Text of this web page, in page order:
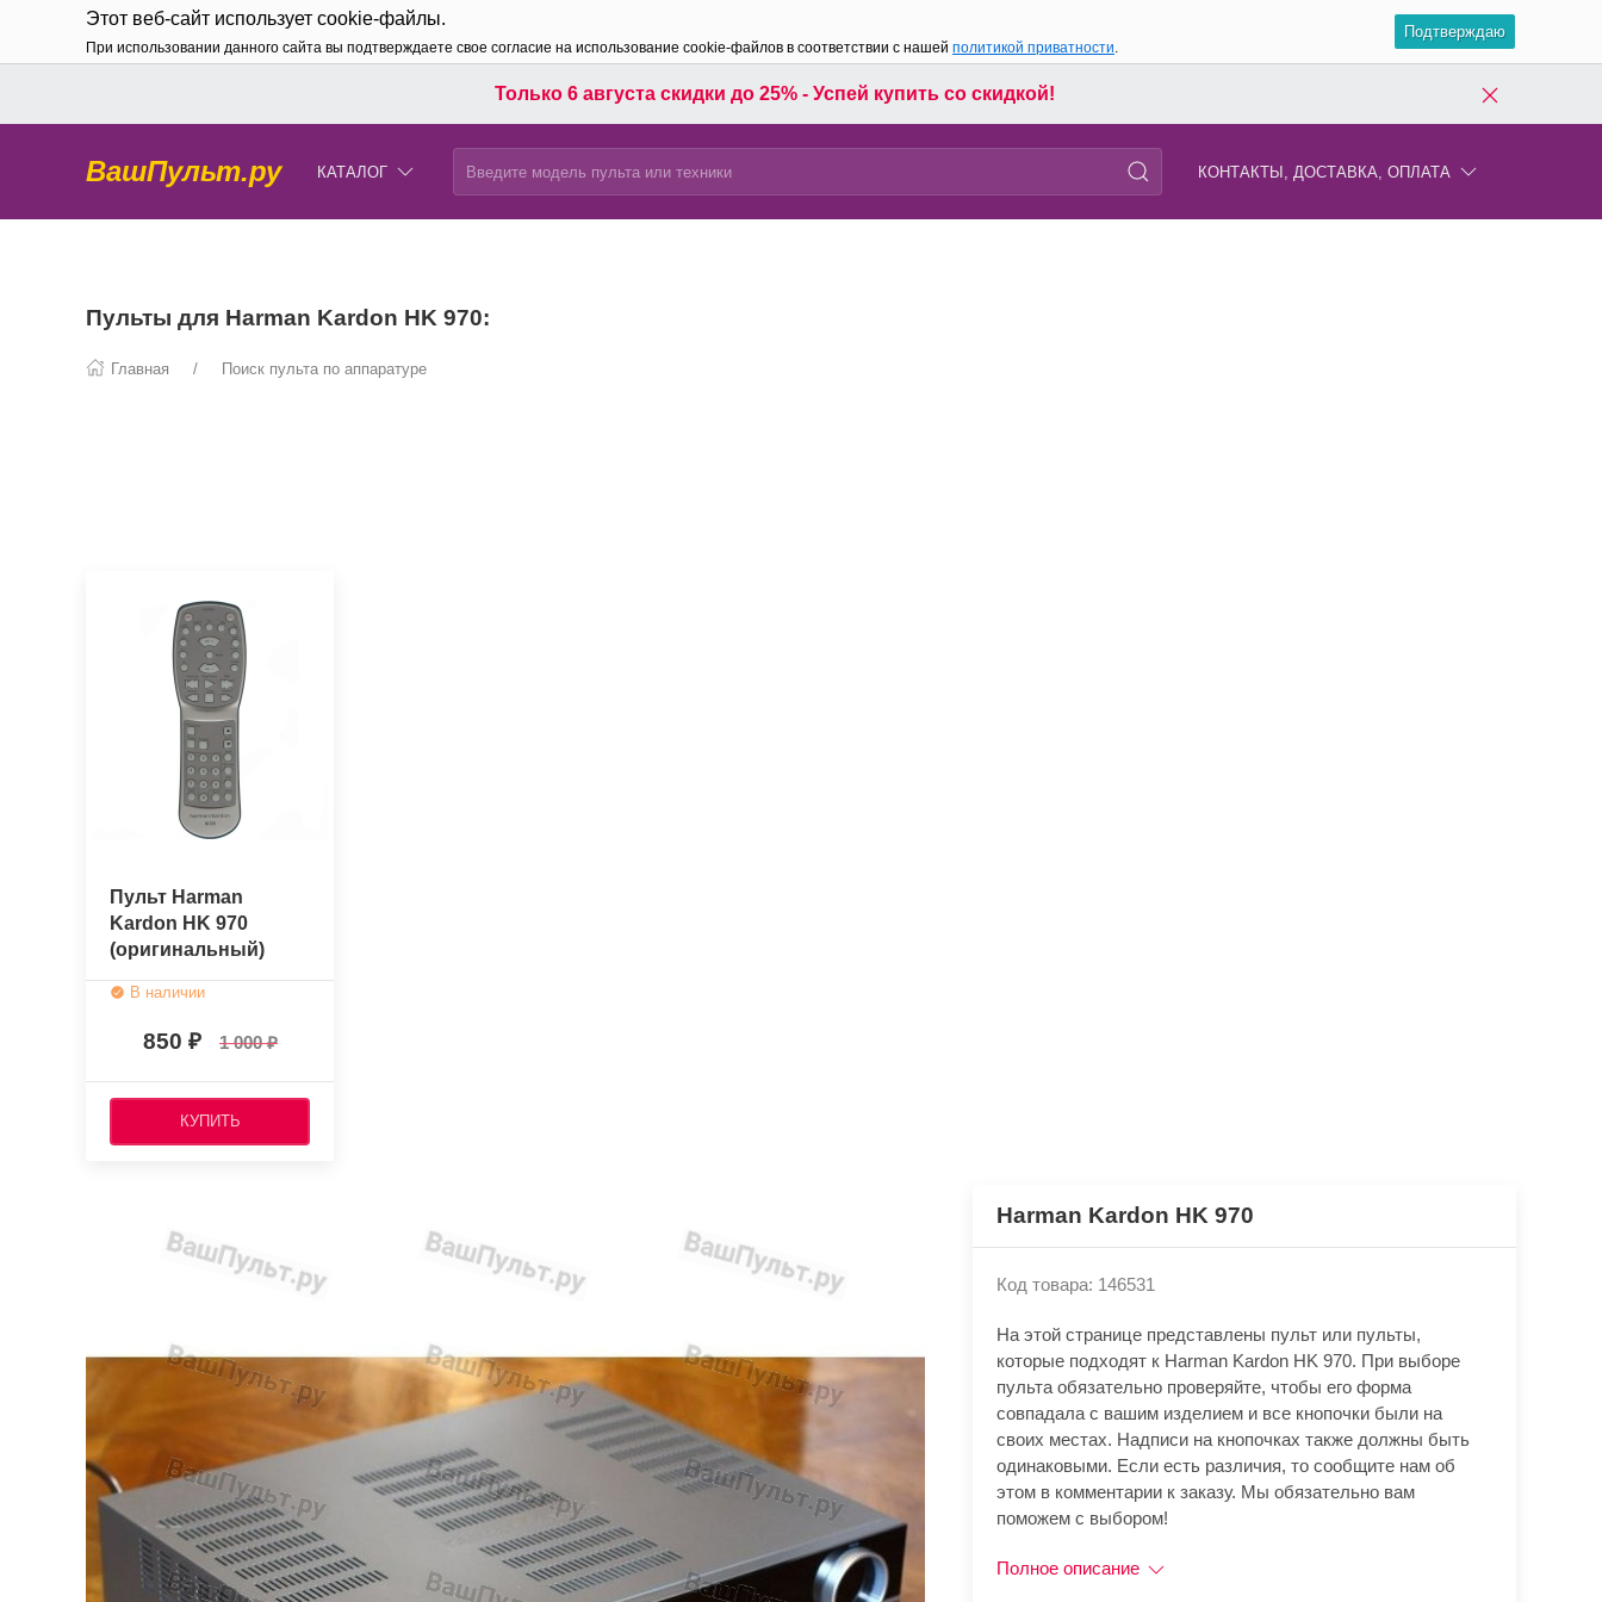
Этот веб-сайт использует cookie-файлы.
При использовании данного сайта вы подтверждаете свое согласие на использование cookie-файлов в соответствии с нашей политикой приватности.
Подтверждаю
Только 6 августа скидки до 25% - Успей купить со скидкой!
ВашПульт.ру КАТАЛОГ КОНТАКТЫ, ДОСТАВКА, ОПЛАТА
Пульты для Harman Kardon HK 970:
Главная Поиск пульта по аппаратуре
Пульт Harman
Kardon HK 970
(оригинальный)
В наличии
850 1 000
КУПИТЬ
Harman Kardon HK 970
Код товара: 146531
На этой странице представлены пульт или пульты,
которые подходят к Harman Kardon HK 970. При выборе
пульта обязательно проверяйте, чтобы его форма
совпадала с вашим изделием и все кнопочки были на
своих местах. Надписи на кнопочках также должны быть
одинаковыми. Если есть различия, то сообщите нам об
этом в комментарии к заказу. Мы обязательно вам
поможем с выбором!
Полное описание